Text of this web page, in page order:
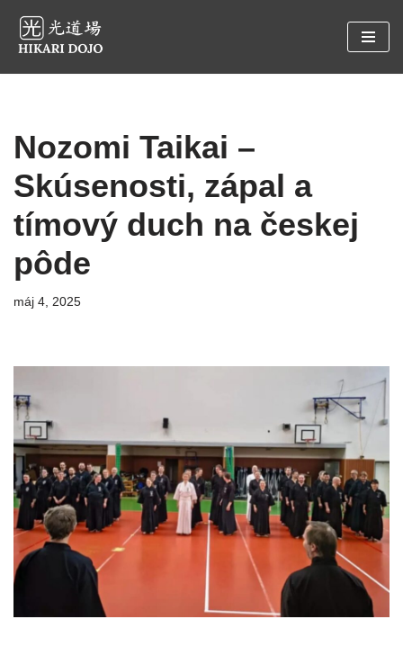
Preskočiť
na
Nozomi Taikai –
Skúsenosti, zápal a
tímový duch na českej
pôde
máj 4, 2025